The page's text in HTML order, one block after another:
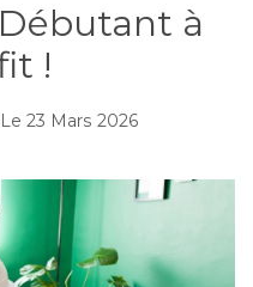
à
!
23 Mars 2026